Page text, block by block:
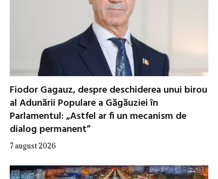
Fiodor Gagauz, despre deschiderea unui birou
al Adunării Populare a Găgăuziei în
Parlamentul: „Astfel ar fi un mecanism de
dialog permanent”
7 august 2026